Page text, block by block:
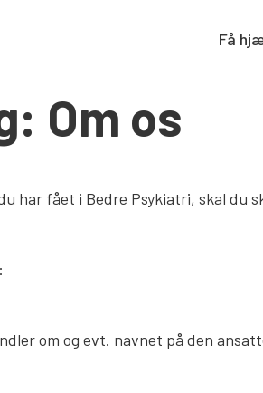
Få
Om os
har fået i Bedre Psykiatri, skal
om og evt. navnet på den